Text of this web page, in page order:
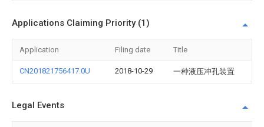
Applications Claiming Priority (1)
Application Filing date Title
CN201821756417.0U 2018-10-29 一种液压冲孔装置
Legal Events